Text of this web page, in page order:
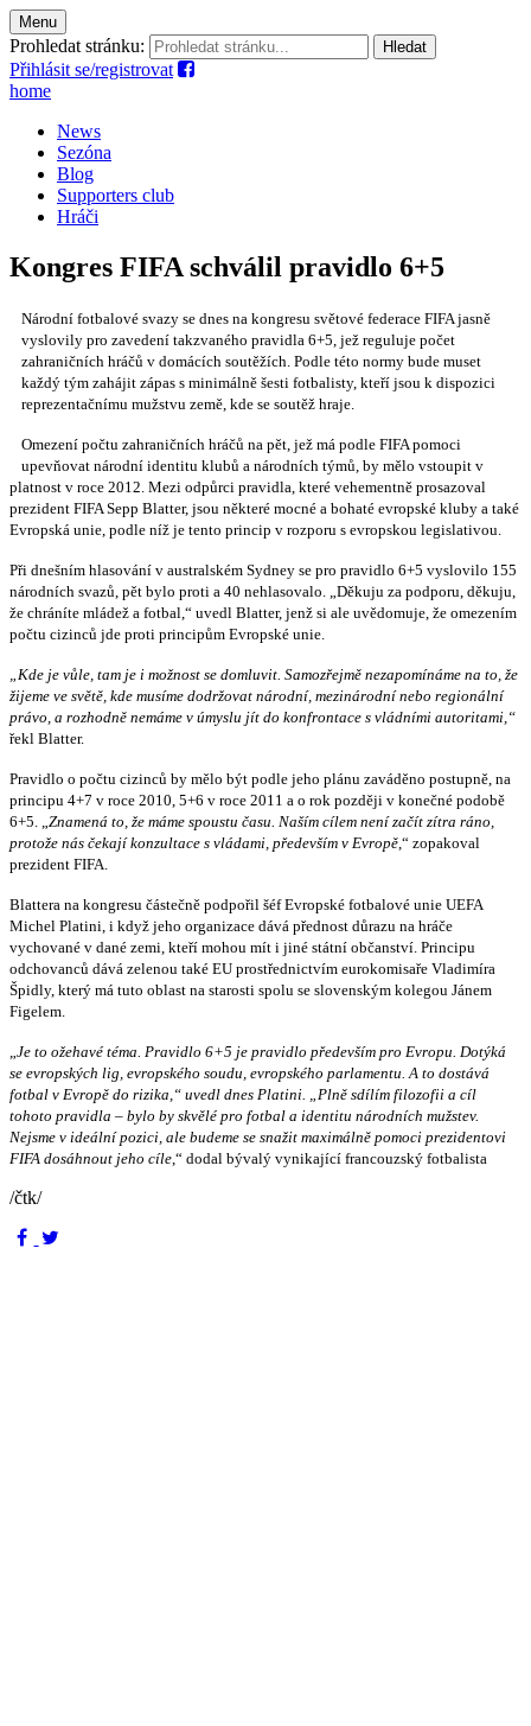
Menu
Prohledat stránku:
Přihlásit se/registrovat
home
News
Sezóna
Blog
Supporters club
Hráči
Kongres FIFA schválil pravidlo 6+5
Národní fotbalové svazy se dnes na kongresu světové federace FIFA jasně
vyslovily pro zavedení takzvaného pravidla 6+5, jež reguluje počet
zahraničních hráčů v domácích soutěžích. Podle této normy bude muset
každý tým zahájit zápas s minimálně šesti fotbalisty, kteří jsou k dispozici
reprezentačnímu mužstvu země, kde se soutěž hraje.
Omezení počtu zahraničních hráčů na pět, jež má podle FIFA pomoci
upevňovat národní identitu klubů a národních týmů, by mělo vstoupit v
platnost v roce 2012. Mezi odpůrci pravidla, které vehementně prosazoval
prezident FIFA Sepp Blatter, jsou některé mocné a bohaté evropské kluby a také
Evropská unie, podle níž je tento princip v rozporu s evropskou legislativou.
Při dnešním hlasování v australském Sydney se pro pravidlo 6+5 vyslovilo 155
národních svazů, pět bylo proti a 40 nehlasovalo. „Děkuju za podporu, děkuju,
že chráníte mládež a fotbal,“ uvedl Blatter, jenž si ale uvědomuje, že omezením
počtu cizinců jde proti principům Evropské unie.
„Kde je vůle, tam je i možnost se domluvit. Samozřejmě nezapomínáme na to, že
žijeme ve světě, kde musíme dodržovat národní, mezinárodní nebo regionální
právo, a rozhodně nemáme v úmyslu jít do konfrontace s vládními autoritami,“
řekl Blatter.
Pravidlo o počtu cizinců by mělo být podle jeho plánu zaváděno postupně, na
principu 4+7 v roce 2010, 5+6 v roce 2011 a o rok později v konečné podobě
6+5. „ Znamená to, že máme spoustu času. Naším cílem není začít zítra ráno,
protože nás čekají konzultace s vládami, především v Evropě ,“ zopakoval
prezident FIFA.
Blattera na kongresu částečně podpořil šéf Evropské fotbalové unie UEFA
Michel Platini, i když jeho organizace dává přednost důrazu na hráče
vychované v dané zemi, kteří mohou mít i jiné státní občanství. Principu
odchovanců dává zelenou také EU prostřednictvím eurokomisaře Vladimíra
Špidly, který má tuto oblast na starosti spolu se slovenským kolegou Jánem
Figelem.
Je to ožehavé téma. Pravidlo 6+5 je pravidlo především pro Evropu. Dotýká
se evropských lig, evropského soudu, evropského parlamentu. A to dostává
fotbal v Evropě do rizika,“ uvedl dnes Platini. „Plně sdílím filozofii a cíl
tohoto pravidla – bylo by skvělé pro fotbal a identitu národních mužstev.
Nejsme v ideální pozici, ale budeme se snažit maximálně pomoci prezidentovi
FIFA dosáhnout jeho cíle ,“ dodal bývalý vynikající francouzský fotbalista
/čtk/